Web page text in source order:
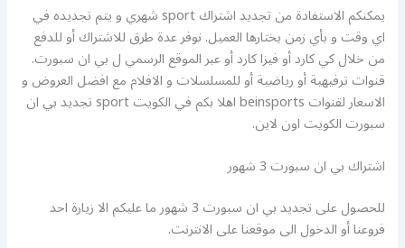
يمكنكم الاستفادة من تجديد اشتراك sport شهري و يتم تجديده في
اي وقت و بأي زمن يختارها العميل. نوفر عدة طرق للاشتراك أو للدفع
من خلال كي كارد أو فيزا كارد أو عبر الموقع الرسمي ل بي ان سبورت.
قنوات ترفيهية أو رياضية أو للمسلسلات و الافلام مع افضل العروض و
الاسعار لقنوات beinsports اهلا بكم في الكويت sport تجديد بي ان
سبورت الكويت اون لاين.
اشتراك بي ان سبورت 3 شهور
للحصول على تجديد بي ان سبورت 3 شهور ما عليكم الا زيارة احد
فروعنا أو الدخول الى موقعنا على الانترنت.